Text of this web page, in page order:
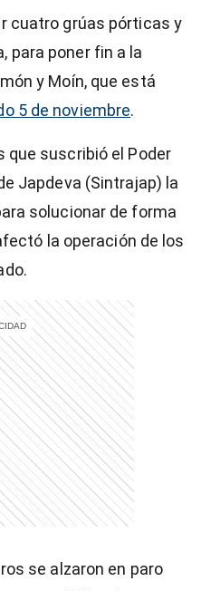
cuatro grúas pórticas y
para poner fin a la
y Moín, que está
5 de noviembre.
que suscribió el Poder
Japdeva (Sintrajap) la
solucionar de forma
la operación de los
se alzaron en paro